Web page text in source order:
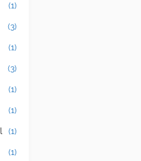
(1)
(3)
(1)
(3)
(1)
(1)
(1)
(1)